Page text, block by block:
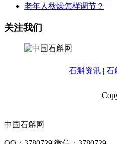
老年人秋燥怎样调节？
关注我们
石斛资讯| 石
中国石斛网